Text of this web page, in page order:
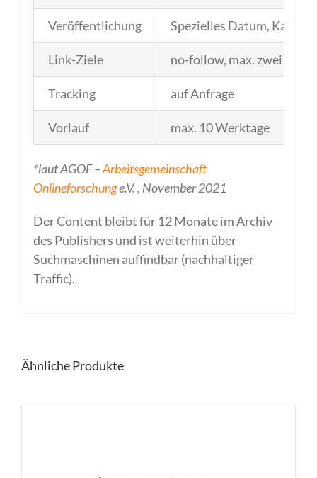
Veröffentlichung Spezielles Datum,
Link-Ziele no-follow, max. zwei
Tracking auf Anfrage
Vorlauf max. 10 Werktage
*laut AGOF –Arbeitsgemeinschaft
Onlineforschunge.V. , November 2021
Der Content bleibt für 12 Monate im Archiv
des Publishers und ist weiterhin über
Suchmaschinen auffindbar (nachhaltiger
Traffic).
Ähnliche Produkte